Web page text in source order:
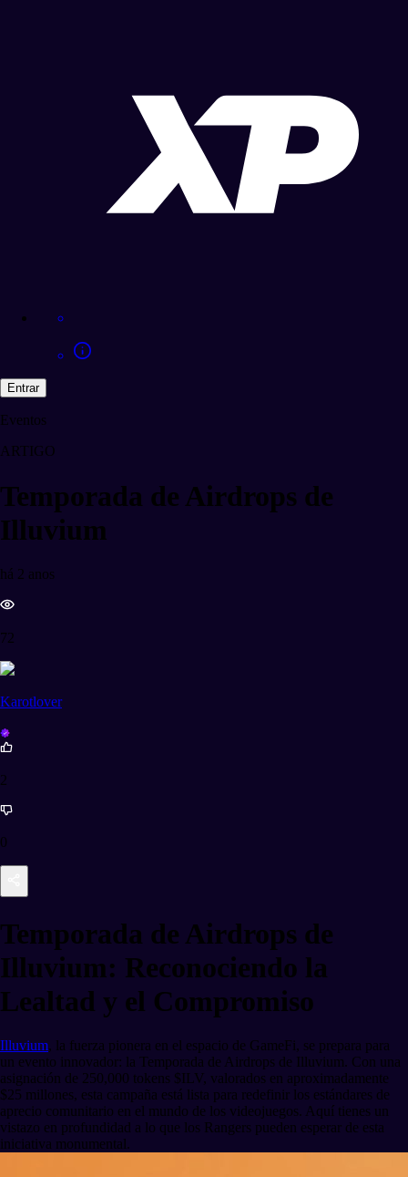
Entrar
Eventos
ARTIGO
Temporada de Airdrops de
Illuvium
há 2 anos
72
Karotlover
2
0
Temporada de Airdrops de
Illuvium: Reconociendo la
Lealtad y el Compromiso
Illuvium, la fuerza pionera en el espacio de GameFi, se prepara para
un evento innovador: la Temporada de Airdrops de Illuvium. Con una
asignación de 250,000 tokens $ILV, valorados en aproximadamente
$25 millones, esta campaña está lista para redefinir los estándares de
aprecio comunitario en el mundo de los videojuegos. Aquí tienes un
vistazo en profundidad a lo que los Rangers pueden esperar de esta
iniciativa monumental.